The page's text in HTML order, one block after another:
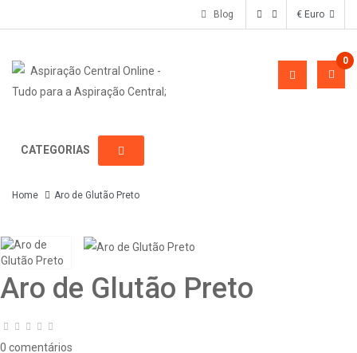
Blog
0
CATEGORIAS
Home Aro de Glutão Preto
Aro de Glutão Preto
0 comentários